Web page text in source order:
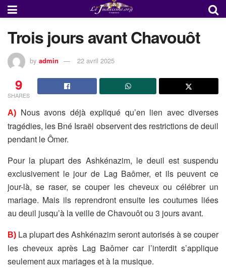
Trois jours avant Chavouôt
by admin 22 avril 2025
9
SHARES
A) Nous avons déjà expliqué qu’en lien avec diverses
tragédies, les Bné Israël observent des restrictions de deuil
pendant le Ômer.
Pour la plupart des Ashkénazim, le deuil est suspendu
exclusivement le jour de Lag Baômer, et ils peuvent ce
jour-là, se raser, se couper les cheveux ou célébrer un
mariage. Mais ils reprendront ensuite lescoutumes liées
au deuil jusqu’à la veille de Chavouôt ou 3 joursavant.
B) La plupart des Ashkénazim seront autorisés à se couper
les cheveux après Lag Baômer car l’interdit s’applique
seulement aux mariages età la musique.